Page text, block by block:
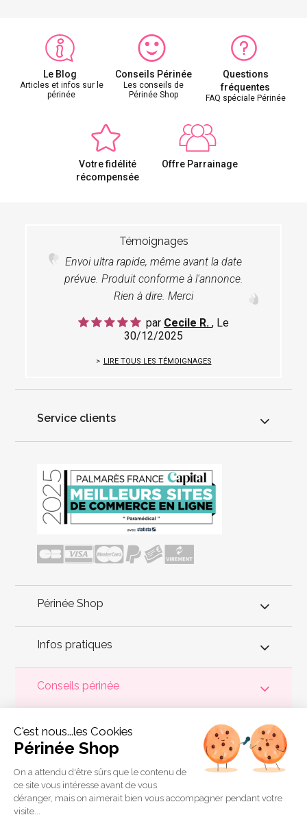
Le Blog
Articles et infos sur le
périnée
Conseils Périnée
Les conseils de
Périnée Shop
Questions
fréquentes
FAQ spéciale Périnée
Votre fidélité
récompensée
Offre Parrainage
Témoignages
Envoi ultra rapide, même avant la date
prévue. Produit conforme à l'annonce.
Rien à dire. Merci
par Cecile R. , Le
30/12/2025
LIRE TOUS LES TÉMOIGNAGES
Service clients
Périnée Shop
Infos pratiques
Conseils périnée
est précieux ! Il est donc primordial d'entretenir,
de muscler et de rééduquer le plancher pelvienpour éviter les
problèmes d'incontinence
, de pesanteur pelvienne, de manque
de sensations durant les rapports sexuels et de petites
fuites
a sélectionné les meilleures solutions
pour la rééducation périnéale et pour l'auto-traitement de
l'incontinence à domicile :
biofeedback,cônes vaginaux
connectées etaccessoires pour exercices de Kegel.
C'est nous...les Cookies
Périnée Shop
On a attendu d'être sûrs que le contenu de
ce site vous intéresse avant de vous
déranger, mais on aimerait bien vous accompagner pendant votre
visite...